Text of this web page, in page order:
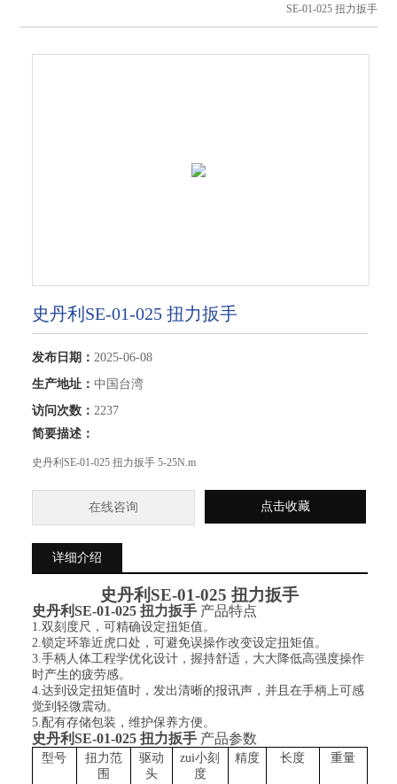
SE-01-025 扭力扳手
史丹利SE-01-025 扭力扳手
发布日期： 2025-06-08
生产地址： 中国台湾
访问次数： 2237
简要描述：
史丹利SE-01-025 扭力扳手 5-25N.m
在线咨询 点击收藏
详细介绍
史丹利SE-01-025 扭力扳手
史丹利SE-01-025 扭力扳手 产品特点
1. 双刻度尺，可精确设定扭矩值。
2. 锁定环靠近虎口处，可避免误操作改变设定扭矩值。
3. 手柄人体工程学优化设计，握持舒适，大大降低高强度操作
时产生的疲劳感。
4. 达到设定扭矩值时，发出清晰的报讯声，并且在手柄上可感
觉到轻微震动。
5. 配有存储包装，维护保养方便。
史丹利SE-01-025 扭力扳手 产品参数
型号
扭力范
围
驱动
头
zui小刻
度
精度 长度 重量